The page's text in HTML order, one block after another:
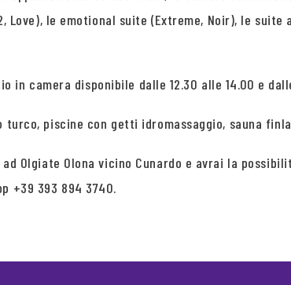
le emotional suite (Extreme, Noir), le
camera disponibile dalle 12.30 alle 14.00 e
turco, piscine con getti idromassaggio, sauna
ad Olgiate Olona vicino Cunardo e avrai la
+39 393 894 3740.